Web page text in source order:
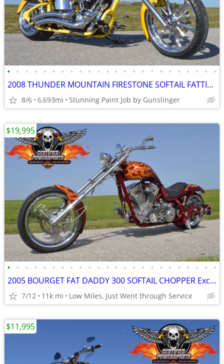
• • • • • • • • • • • • • • • • • • • • • • • •
2008 THUNDER MOUNTAIN FIRESTONE SOFTAIL FATTIRE CHOPPER SCREAMIN EAGLE
8/6 6,693mi Stunning Paint Job by Gunslinger
• • • • • • • • • • • • • • • • • • • • • • • •
2005 BOURGET FAT DADDY 300 SOFTAIL CHOPPER Excellent Mint Condition.
7/12 11k mi Low Miles, Just Went through Service
$19,995
$11,995